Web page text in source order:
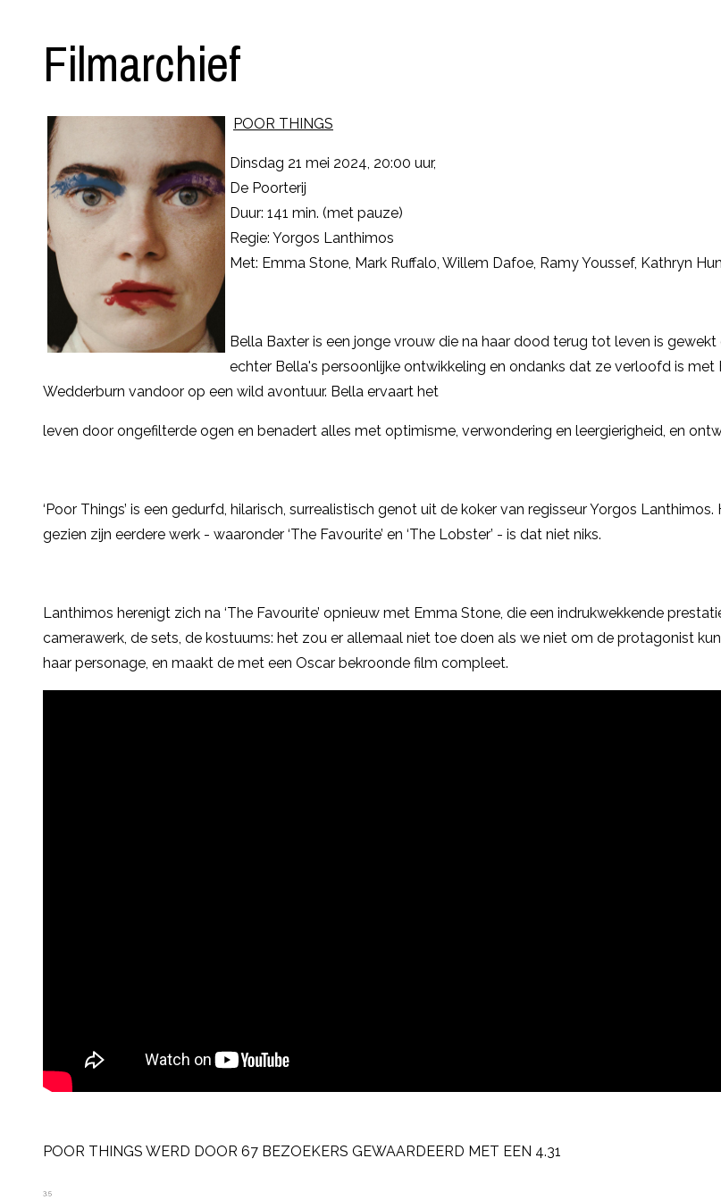
Filmarchief
POOR THINGS
Dinsdag 21 mei 2024, 20:00 uur,
De Poorterij
Duur: 141 min. (met pauze)
Regie: Yorgos Lanthimos
Met: Emma Stone, Mark Ruffalo, Willem Dafoe, Ramy Youssef, Kathryn
Bella Baxter is een jonge vrouw die na haar dood terug tot leven is
echter Bella's persoonlijke ontwikkeling en ondanks dat ze verloofd is
Wedderburn vandoor op een wild avontuur. Bella ervaart het
leven door ongefilterde ogen en benadert alles met optimisme, verwondering en leergierigheid, en
‘Poor Things’ is een gedurfd, hilarisch, surrealistisch genot uit de koker van regisseur Yorgos
gezien zijn eerdere werk - waaronder ‘The Favourite’ en ‘The Lobster’ - is dat niet niks.
Lanthimos herenigt zich na ‘The Favourite’ opnieuw met Emma Stone, die een indrukwekkende
camerawerk, de sets, de kostuums: het zou er allemaal niet toe doen als we niet om de protagonist
haar personage, en maakt de met een Oscar bekroonde film compleet.
POOR THINGS WERD DOOR 67 BEZOEKERS GEWAARDEERD MET EEN 4.31
3,5